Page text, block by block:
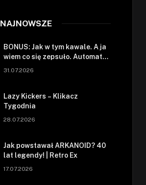
NAJNOWSZE
BONUS: Jak w tym kawale. A ja
wiem co się zepsuło. Automat
się zepsuł.
31.07.2026
Lazy Kickers – Klikacz
Tygodnia
28.07.2026
Jak powstawał ARKANOID? 40
lat legendy! | Retro Ex
17.07.2026